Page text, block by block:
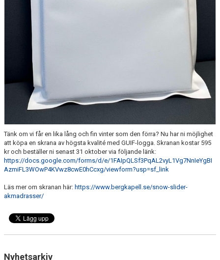
Tänk om vi får en lika lång och fin vinter som den förra? Nu har ni möjlighet
att köpa en skrana av högsta kvalité med GUIF-logga. Skranan kostar 595
kr och beställer ni senast 31 oktober via följande länk:
https://docs.google.com/forms/d/e/1FAIpQLSf3PqAL2vyL1Vg7NnIeYgBI
AzmiFL3WOwP4KVwz8cwE0hCcxg/viewform?usp=sf_link
Läs mer om skranan här: https://www.bergkapell.se/snow-slider-
akmadrasser/
Nyhetsarkiv